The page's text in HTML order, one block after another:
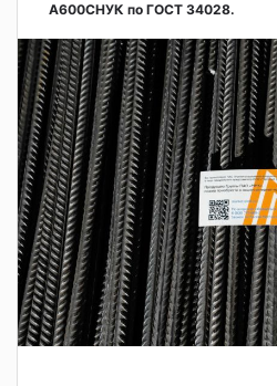
А600СНУК по ГОСТ 34028.